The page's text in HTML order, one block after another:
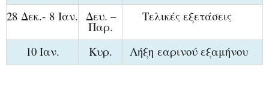
28 Δεκ.- 8 Ιαν. Δευ. –
Παρ.
Τελικές εξετάσεις
10 Ιαν. Κυρ. Λήξη εαρινού εξαμήνου